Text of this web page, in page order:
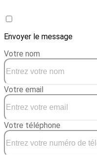
Envoyer le message
Votre nom
Votre email
Votre téléphone